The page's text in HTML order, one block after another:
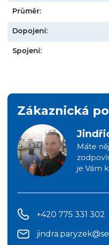
Průměr:
Dopojení:
Spojení:
Zákaznická
Máte
je Vám
+420 775 331 302